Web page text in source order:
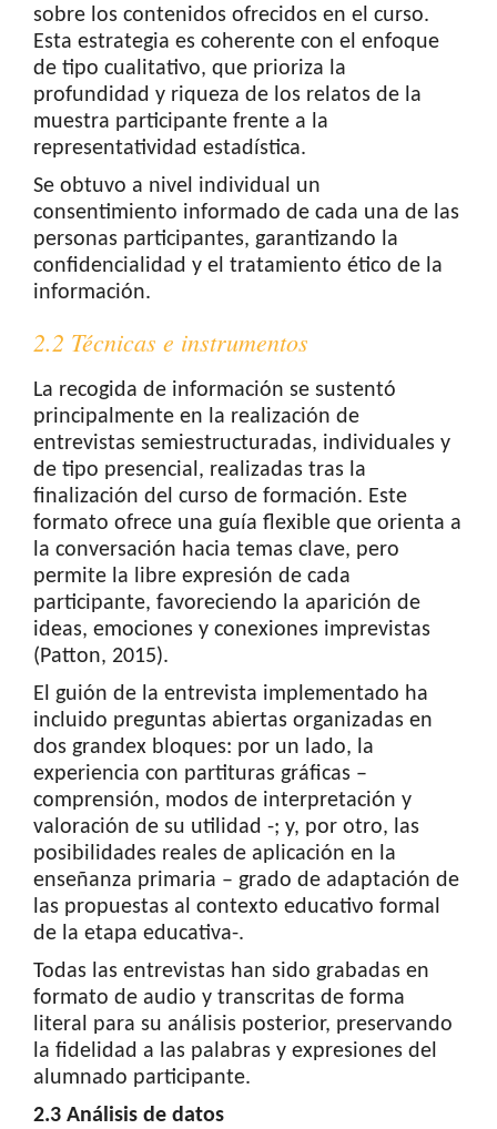
sobre los contenidos ofrecidos en el curso.
Esta estrategia es coherente con el enfoque
de tipo cualitativo, que prioriza la
profundidad y riqueza de los relatos de la
muestra participante frente a la
representatividad estadística.
Se obtuvo a nivel individual un
consentimiento informado de cada una de las
personas participantes, garantizando la
confidencialidad y el tratamiento ético de la
información.
2.2 Técnicas e instrumentos
La recogida de información se sustentó
principalmente en la realización de
entrevistas semiestructuradas, individuales y
de tipo presencial, realizadas tras la
finalización del curso de formación. Este
formato ofrece una guía flexible que orienta a
la conversación hacia temas clave, pero
permite la libre expresión de cada
participante, favoreciendo la aparición de
ideas, emociones y conexiones imprevistas
(Patton, 2015).
El guión de la entrevista implementado ha
incluido preguntas abiertas organizadas en
dos grandex bloques: por un lado, la
experiencia con partituras gráficas –
comprensión, modos de interpretación y
valoración de su utilidad -; y, por otro, las
posibilidades reales de aplicación en la
enseñanza primaria – grado de adaptación de
las propuestas al contexto educativo formal
de la etapa educativa-.
Todas las entrevistas han sido grabadas en
formato de audio y transcritas de forma
literal para su análisis posterior, preservando
la fidelidad a las palabras y expresiones del
alumnado participante.
2.3 Análisis de datos